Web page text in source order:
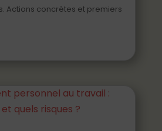
Actions concrètes et premiers